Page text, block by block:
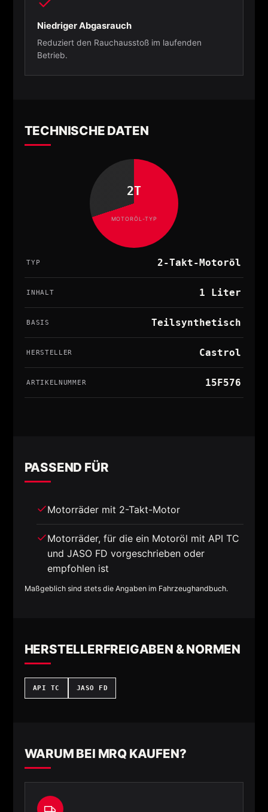
Niedriger Abgasrauch
Reduziert den Rauchausstoß im laufenden
Betrieb.
TECHNISCHE DATEN
TYP 2-Takt-Motoröl
INHALT 1 Liter
BASIS Teilsynthetisch
HERSTELLER Castrol
ARTIKELNUMMER 15F576
2T
MOTORÖL-TYP
PASSEND FÜR
Motorräder mit 2-Takt-Motor
Motorräder, für die ein Motoröl mit API TC
und JASO FD vorgeschrieben oder
empfohlen ist
Maßgeblich sind stets die Angaben im Fahrzeughandbuch.
HERSTELLERFREIGABEN & NORMEN
API TC JASO FD
WARUM BEI MRQ KAUFEN?